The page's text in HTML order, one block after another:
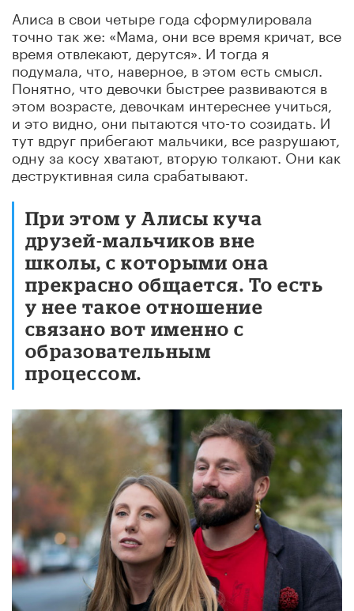
Алиса в свои четыре года сформулировала
точно так же: «Мама, они все время кричат, все
время отвлекают, дерутся». И тогда я
подумала, что, наверное, в этом есть смысл.
Понятно, что девочки быстрее развиваются в
этом возрасте, девочкам интереснее учиться,
и это видно, они пытаются что-то созидать. И
тут вдруг прибегают мальчики, все разрушают,
одну за косу хватают, вторую толкают. Они как
деструктивная сила срабатывают.
При этом у Алисы куча
друзей-мальчиков вне
школы, с которыми она
прекрасно общается. То есть
у нее такое отношение
связано вот именно с
образовательным
процессом.